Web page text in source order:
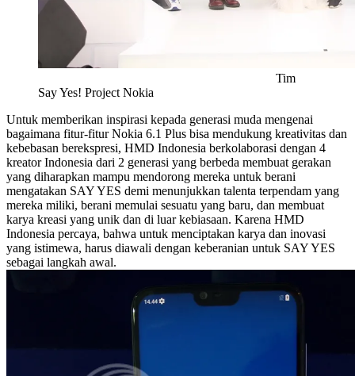
Tim
Say Yes! Project Nokia
Untuk memberikan inspirasi kepada generasi muda mengenai
bagaimana fitur-fitur Nokia 6.1 Plus bisa mendukung kreativitas dan
kebebasan berekspresi, HMD Indonesia berkolaborasi dengan 4
kreator Indonesia dari 2 generasi yang berbeda membuat gerakan
yang diharapkan mampu mendorong mereka untuk berani
mengatakan SAY YES demi menunjukkan talenta terpendam yang
mereka miliki, berani memulai sesuatu yang baru, dan membuat
karya kreasi yang unik dan di luar kebiasaan. Karena HMD
Indonesia percaya, bahwa untuk menciptakan karya dan inovasi
yang istimewa, harus diawali dengan keberanian untuk SAY YES
sebagai langkah awal.